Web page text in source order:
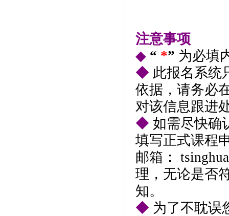
注意事项
◆ “ *” 为必填
◆ 此报名系统
依据，请务必
对该信息跟进
◆ 如需尽快确
填写正式课程
邮箱：
理，无论是否
知。
◆ 为了不耽误